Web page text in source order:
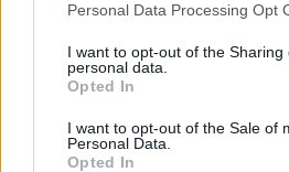
Personal Data Processing Opt
I want to opt-out of the Sharing
personal data.
Opted In
I want to opt-out of the Sale of
Personal Data.
Opted In
Biographie
Albums & Chansons
Téléchargements